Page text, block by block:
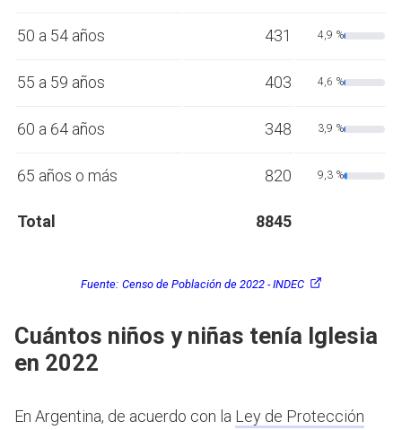
50 a 54 años 431 4,9 %
55 a 59 años 403 4,6 %
60 a 64 años 348 3,9 %
65 años o más 820 9,3 %
Total 8845
Fuente: Censo de Población de 2022 - INDEC
Cuántos niños y niñas tenía Iglesia
en 2022
En Argentina, de acuerdo con la Ley de Protección